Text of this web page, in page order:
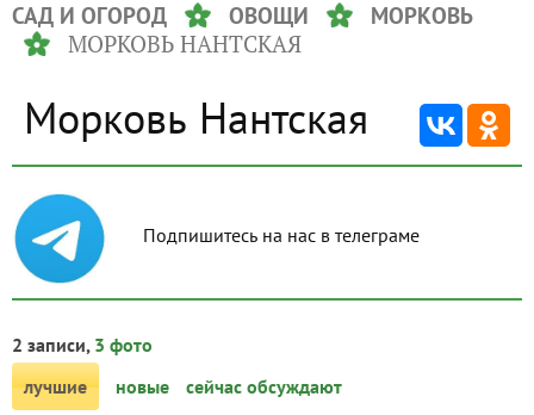
САД И ОГОРОД ОВОЩИ МОРКОВЬ
МОРКОВЬ НАНТСКАЯ
Морковь Нантская
Подпишитесь на нас в телеграме
2 записи, 3 фото
лучшие
новые сейчас обсуждают